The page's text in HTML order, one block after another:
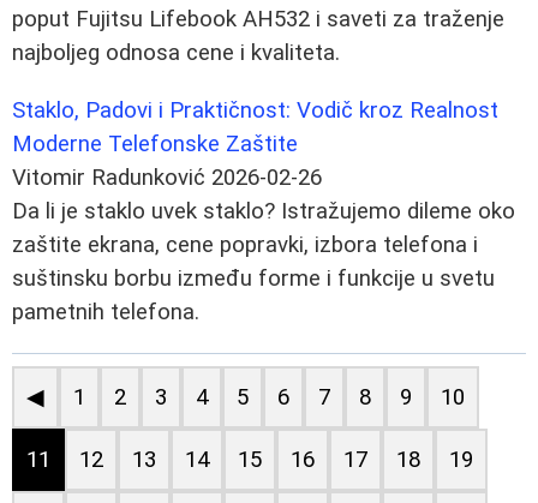
poput Fujitsu Lifebook AH532 i saveti za traženje
najboljeg odnosa cene i kvaliteta.
Staklo, Padovi i Praktičnost: Vodič kroz Realnost
Moderne Telefonske Zaštite
Vitomir Radunković 2026-02-26
Da li je staklo uvek staklo? Istražujemo dileme oko
zaštite ekrana, cene popravki, izbora telefona i
suštinsku borbu između forme i funkcije u svetu
pametnih telefona.
◀ 1 2 3 4 5 6 7 8 9 10
11 12 13 14 15 16 17 18 19